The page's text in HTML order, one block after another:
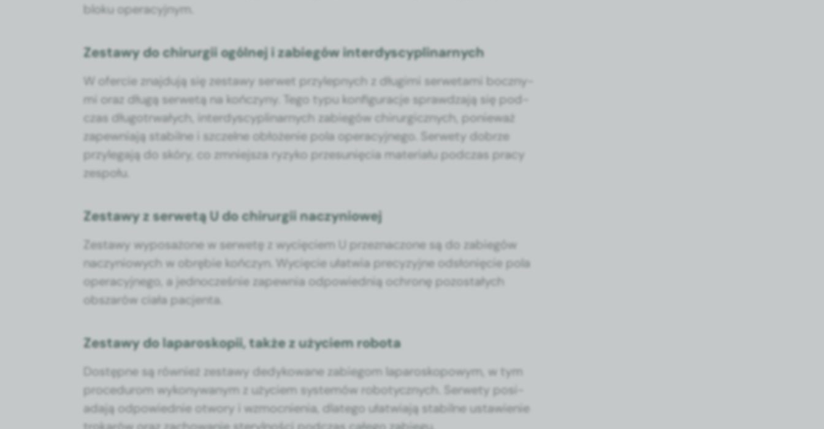
bloku oper­a­cyjnym.
Zestawy do chirurgii ogólnej i zabiegów interdyscyplinarnych
W ofer­cie zna­j­du­ją się zestawy ser­wet przylep­nych z długi­mi ser­we­ta­mi boczny­
mi oraz długą ser­wetą na kończyny. Tego typu kon­fig­u­rac­je sprawdza­ją się pod­
czas dłu­gotr­wałych, inter­dyscy­pli­narnych zabiegów chirur­gicznych, ponieważ
zapew­ni­a­ją sta­bilne i szczelne obłoże­nie pola oper­a­cyjnego. Ser­we­ty dobrze
przyle­ga­ją do skóry, co zmniejsza ryzyko prze­sunię­cia mate­ri­ału pod­czas pra­cy
zespołu.
Zestawy z serwetą U do chirurgii naczyniowej
Zestawy wyposażone w ser­wetę z wycię­ciem U przez­nac­zone są do zabiegów
naczyniowych w obrę­bie kończyn. Wycię­cie ułatwia pre­cyzyjne odsłonię­cie pola
oper­a­cyjnego, a jed­nocześnie zapew­nia odpowied­nią ochronę pozostałych
obszarów ciała pac­jen­ta.
Zestawy do laparoskopii, także z użyciem robota
Dostęp­ne są również zestawy dedykowane zabiegom laparoskopowym, w tym
pro­ce­durom wykony­wanym z uży­ciem sys­temów robo­t­y­cznych. Ser­we­ty posi­
ada­ją odpowied­nie otwory i wzmoc­nienia, dlat­ego ułatwia­ją sta­bilne ustaw­ie­nie